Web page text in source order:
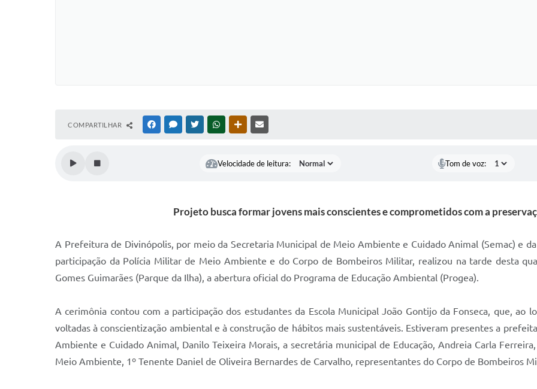
COMPARTILHAR FACEBOOKMESSENGER
TWITTERWHATSAPPOUTRAS MÍDIAS
Velocidade de leitura: Tom de voz:
Projeto busca formar jovens mais conscientes e comprometidos com a
A Prefeitura de Divinópolis, por meio da Secretaria Municipal de Meio Ambiente e Cuidado Animal (Semac) e
participação da Polícia Militar de Meio Ambiente e do Corpo de Bombeiros Militar, realizou na tarde desta
Gomes Guimarães (Parque da Ilha), a abertura oficial do Programa de Educação Ambiental (Progea).
A cerimônia contou com a participação dos estudantes da Escola Municipal João Gontijo da Fonseca, que, ao
voltadas à conscientização ambiental e à construção de hábitos mais sustentáveis. Estiveram presentes a
Ambiente e Cuidado Animal, Danilo Teixeira Morais, a secretária municipal de Educação, Andreia Carla
Meio Ambiente, 1º Tenente Daniel de Oliveira Bernardes de Carvalho, representantes do Corpo de Bombeiros